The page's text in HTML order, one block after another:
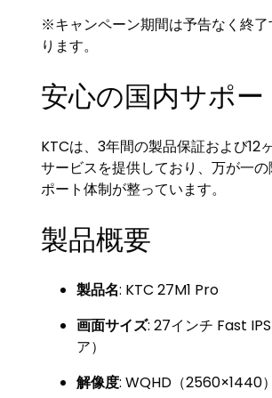
※キャンペーン期間は予告なく終了
ります。
安心の国内サポー
KTCは、3年間の製品保証および12
サービスを提供しており、万が一
ポート体制が整っています。
製品概要
製品名: KTC 27M1 Pro
画面サイズ: 27インチ Fast
ア）
解像度: WQHD（2560×1440）